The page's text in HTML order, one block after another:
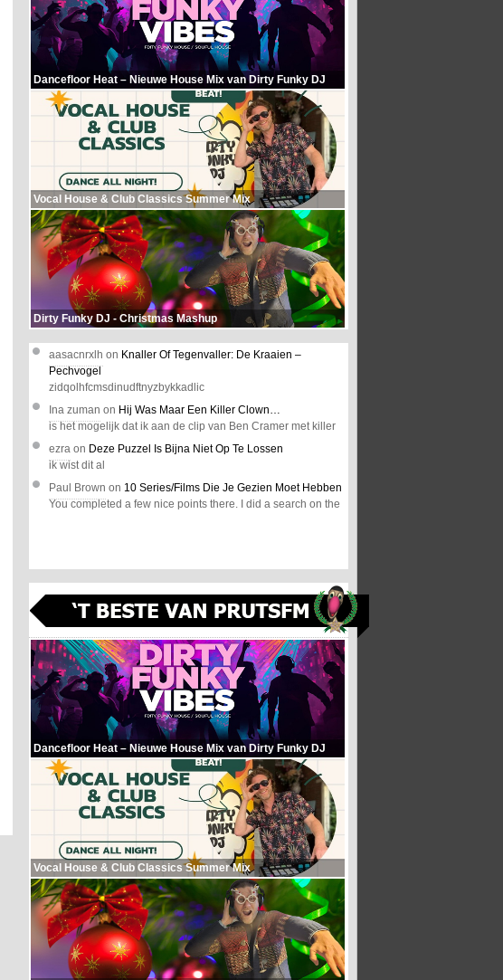
Dancefloor Heat – Nieuwe House Mix van Dirty Funky DJ
Vocal House & Club Classics Summer Mix
Dirty Funky DJ - Christmas Mashup
aasacnrxlh on Knaller Of Tegenvaller: De Kraaien –
Pechvogel
zidqolhfcmsdinudftnyzbykkadlic
Ina zuman on Hij Was Maar Een Killer Clown…
is het mogelijk dat ik aan de clip van Ben Cramer met killer
ezra on Deze Puzzel Is Bijna Niet Op Te Lossen
ik wist dit al
Paul Brown on 10 Series/Films Die Je Gezien Moet Hebben
You completed a few nice points there. I did a search on the
Dancefloor Heat – Nieuwe House Mix van Dirty Funky DJ
Vocal House & Club Classics Summer Mix